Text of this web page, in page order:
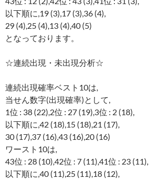
以下順に,19 (3),17 (3),36 (4),
29 (4),25 (4),13 (4),40 (5)
となっております。
☆連続出現・未出現分析☆
連続出現確率ベスト10は,
当せん数字(出現確率)として,
1位 : 38 (22),2位 : 27 (19),3位 : 2 (18),
以下順に,42 (18),15 (18),21 (17),
30 (17),37 (16),43 (16),20 (16)
ワースト10は,
43位 : 28 (10),42位 : 7 (11),41位 : 23 (11),
以下順に,40 (11),25 (11),18 (12),